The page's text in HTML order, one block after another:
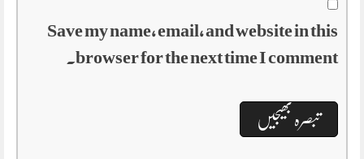
Save my name, email, and website in this
browser for the next time I comment.